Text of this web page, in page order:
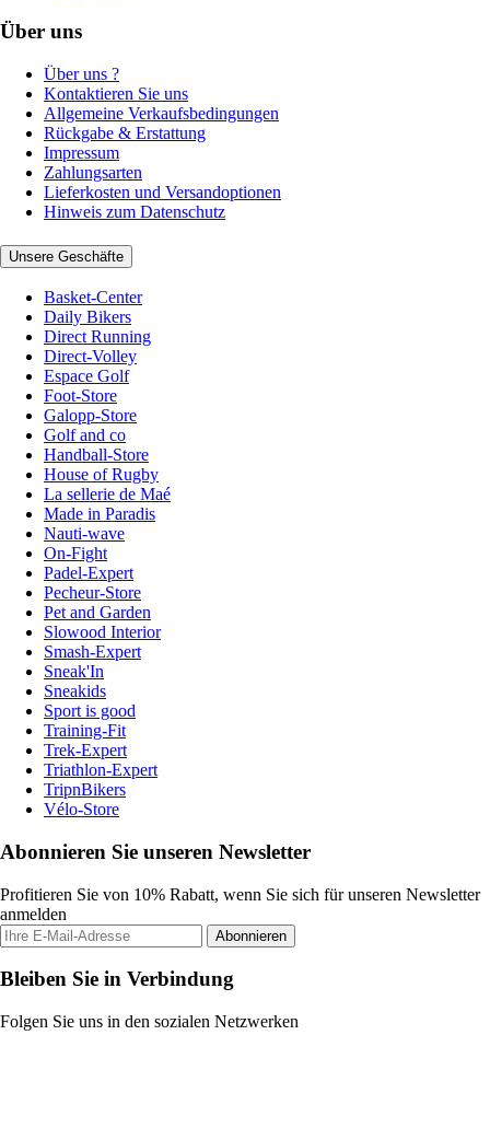
Über uns
Über uns ?
Kontaktieren Sie uns
Allgemeine Verkaufsbedingungen
Rückgabe & Erstattung
Impressum
Zahlungsarten
Lieferkosten und Versandoptionen
Hinweis zum Datenschutz
Unsere Geschäfte
Basket-Center
Daily Bikers
Direct Running
Direct-Volley
Espace Golf
Foot-Store
Galopp-Store
Golf and co
Handball-Store
House of Rugby
La sellerie de Maé
Made in Paradis
Nauti-wave
On-Fight
Padel-Expert
Pecheur-Store
Pet and Garden
Slowood Interior
Smash-Expert
Sneak'In
Sneakids
Sport is good
Training-Fit
Trek-Expert
Triathlon-Expert
TripnBikers
Vélo-Store
Abonnieren Sie unseren Newsletter
Profitieren Sie von 10% Rabatt, wenn Sie sich für unseren Newsletter
anmelden
Abonnieren
Bleiben Sie in Verbindung
Folgen Sie uns in den sozialen Netzwerken